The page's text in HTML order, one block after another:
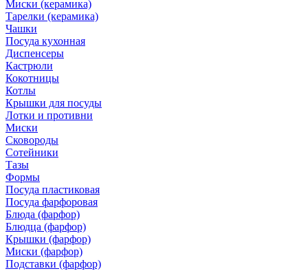
Миски (керамика)
Тарелки (керамика)
Чашки
Посуда кухонная
Диспенсеры
Кастрюли
Кокотницы
Котлы
Крышки для посуды
Лотки и противни
Миски
Сковороды
Сотейники
Тазы
Формы
Посуда пластиковая
Посуда фарфоровая
Блюда (фарфор)
Блюдца (фарфор)
Крышки (фарфор)
Миски (фарфор)
Подставки (фарфор)